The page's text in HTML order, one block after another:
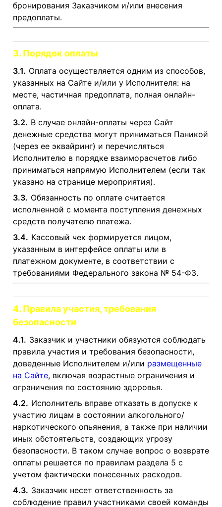
бронирования Заказчиком и/или внесения
предоплаты.
3. Порядок оплаты
3.1. Оплата осуществляется одним из способов,
указанных на Сайте и/или у Исполнителя: на
месте, частичная предоплата, полная онлайн-
оплата.
3.2. В случае онлайн-оплаты через Сайт
денежные средства могут приниматься Паникой
(через ее эквайринг) и перечисляться
Исполнителю в порядке взаиморасчетов либо
приниматься напрямую Исполнителем (если так
указано на странице мероприятия).
3.3. Обязанность по оплате считается
исполненной с момента поступления денежных
средств получателю платежа.
3.4. Кассовый чек формируется лицом,
указанным в интерфейсе оплаты или в
платежном документе, в соответствии с
требованиями Федерального закона № 54-ФЗ.
4. Правила участия, требования
безопасности
4.1. Заказчик и участники обязуются соблюдать
правила участия и требования безопасности,
доведенные Исполнителем и/или размещенные
на Сайте, включая возрастные ограничения и
ограничения по состоянию здоровья.
4.2. Исполнитель вправе отказать в допуске к
участию лицам в состоянии алкогольного/
наркотического опьянения, а также при наличии
иных обстоятельств, создающих угрозу
безопасности. В таком случае вопрос о возврате
оплаты решается по правилам раздела 5 с
учетом фактически понесенных расходов.
4.3. Заказчик несет ответственность за
соблюдение правил участниками своей команды